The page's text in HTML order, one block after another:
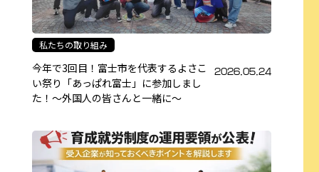
私たちの取り組み
2026.05.24
今年で3回目！富士市を代表するよさこ
い祭り「あっぱれ富士」に参加しまし
た！～外国人の皆さんと一緒に～